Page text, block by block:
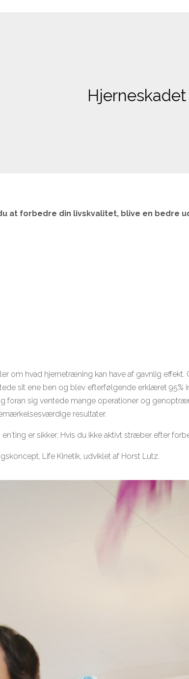
Hjerneskadet
at forbedre din livskvalitet, blive en bedre
om hvad hjernetræning kan have af gavnlig
sit ene ben og blev efterfølgende erklæret
sig ventede mange operationer og
resultater.
er sikker: Hvis du ikke aktivt stræber efter
Life Kinetik, udviklet af Horst Lutz.